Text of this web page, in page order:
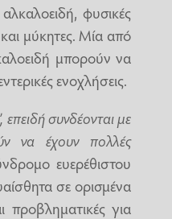
φυσικές
μύκητες. Μία από
μπορούν να
ενοχλήσεις.
συνδέονται με
να έχουν πολλές
ευερέθιστου
σε ορισμένα
προβληματικές για